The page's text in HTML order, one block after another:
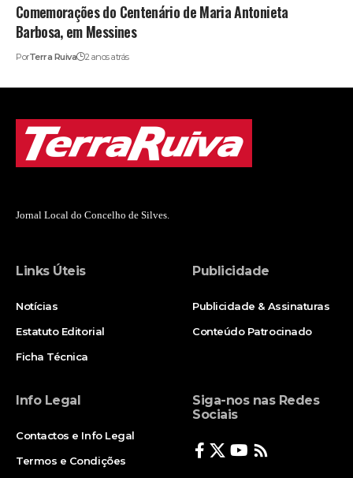
Comemorações do Centenário de Maria Antonieta
Barbosa, em Messines
PorTerra Ruiva 2 anos atrás
Jornal Local do Concelho de Silves.
Links Úteis
Notícias
Estatuto Editorial
Ficha Técnica
Publicidade
Publicidade & Assinaturas
Conteúdo Patrocinado
Info Legal
Contactos e Info Legal
Termos e Condições
Siga-nos nas Redes
Sociais